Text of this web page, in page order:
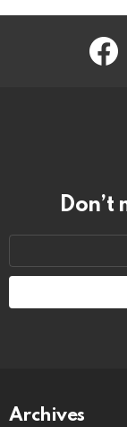
Don’t
Archives